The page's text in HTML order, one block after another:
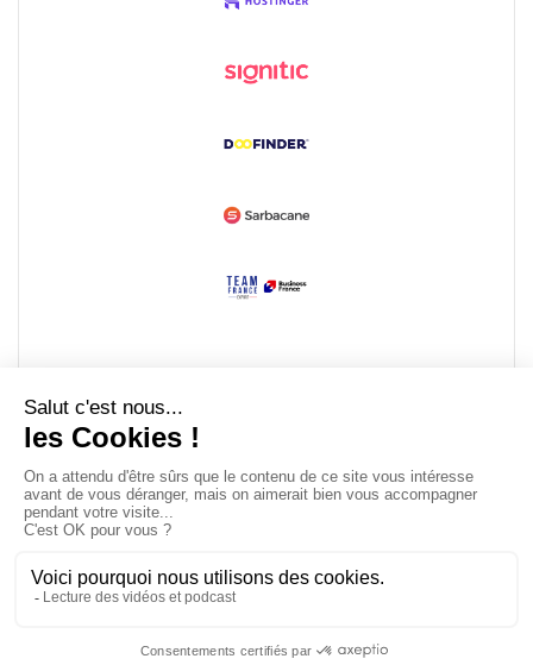
© Copyright 2008 / 2026,DECODE MEDIA, The Innovation Media
Company.All Rights Reserved